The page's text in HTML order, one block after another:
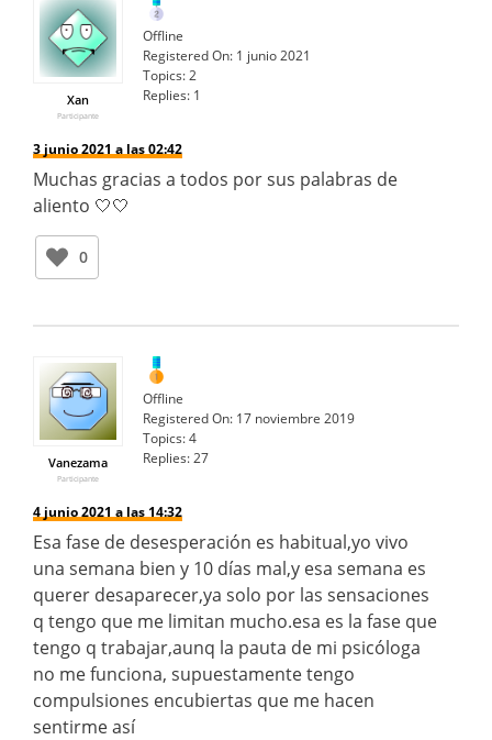
Xan
Participante
Offline
Registered On: 1 junio 2021
Topics:2
Replies: 1
3 junio 2021 a las 02:42
Muchas gracias a todos por sus palabras de
aliento 🤍🤍
0
Vanezama
Participante
Offline
Registered On: 17 noviembre 2019
Topics:4
Replies:27
4 junio 2021 a las 14:32
Esa fase de desesperación es habitual,yo vivo
una semana bien y 10 días mal,y esa semana es
querer desaparecer,ya solo por las sensaciones
q tengo que me limitan mucho.esa es la fase que
tengo q trabajar,aunq la pauta de mi psicóloga
no me funciona, supuestamente tengo
compulsiones encubiertas que me hacen
sentirme así